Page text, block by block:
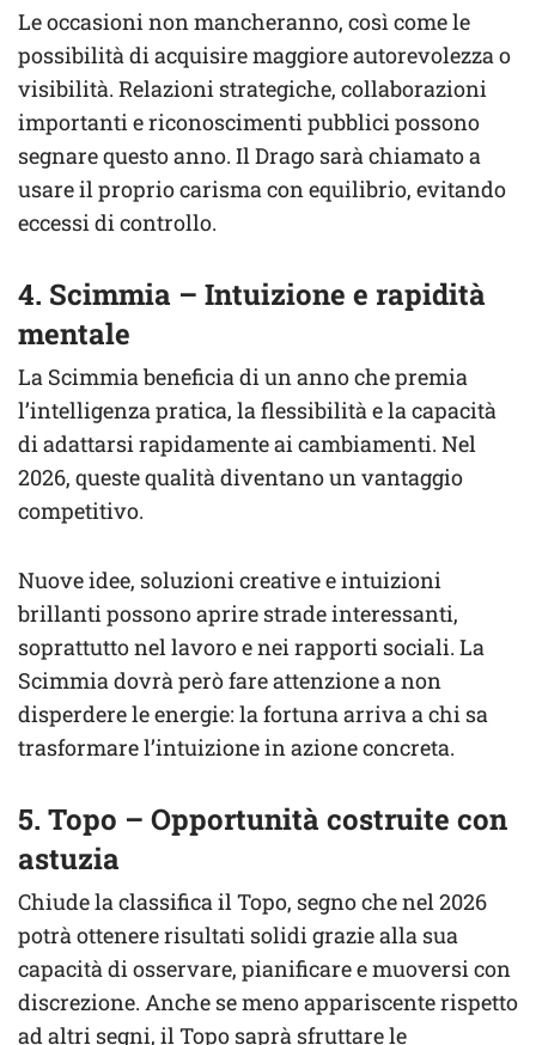
Le occasioni non mancheranno, così come le
possibilità di acquisire maggiore autorevolezza o
visibilità. Relazioni strategiche, collaborazioni
importanti e riconoscimenti pubblici possono
segnare questo anno. Il Drago sarà chiamato a
usare il proprio carisma con equilibrio, evitando
eccessi di controllo.
4. Scimmia – Intuizione e rapidità
mentale
La Scimmia beneficia di un anno che premia
l’intelligenza pratica, la flessibilità e la capacità
di adattarsi rapidamente ai cambiamenti. Nel
2026, queste qualità diventano un vantaggio
competitivo.
Nuove idee, soluzioni creative e intuizioni
brillanti possono aprire strade interessanti,
soprattutto nel lavoro e nei rapporti sociali. La
Scimmia dovrà però fare attenzione a non
disperdere le energie: la fortuna arriva a chi sa
trasformare l’intuizione in azione concreta.
5. Topo – Opportunità costruite con
astuzia
Chiude la classifica il Topo, segno che nel 2026
potrà ottenere risultati solidi grazie alla sua
capacità di osservare, pianificare e muoversi con
discrezione. Anche se meno appariscente rispetto
ad altri segni, il Topo saprà sfruttare le